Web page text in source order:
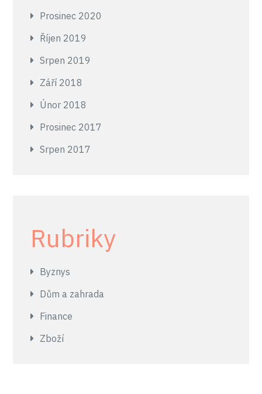
Prosinec 2020
Říjen 2019
Srpen 2019
Září 2018
Únor 2018
Prosinec 2017
Srpen 2017
Rubriky
Byznys
Dům a zahrada
Finance
Zboží